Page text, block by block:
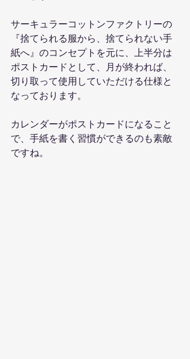
サーキュラーコットンファクトリーの
『捨てられる服から、捨てられない手
紙へ』のコンセプトを元に、上半分は
ポストカードとして、月が終われば、
切り取って使用していただける仕様と
なっております。
カレンダーがポストカードになること
で、手紙を書く習慣ができるのも素敵
ですね。